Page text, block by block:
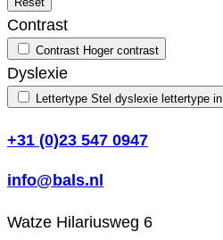
Contrast
Contrast Hoger contrast
Dyslexie
Lettertype Stel dyslexie lettertype in
+31 (0)23 547 0947
info@bals.nl
Watze Hilariusweg 6